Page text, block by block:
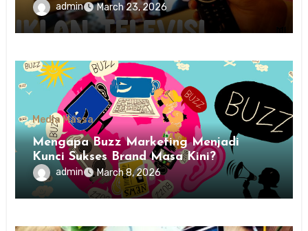
admin March 23, 2026
Media Massa
Mengapa Buzz Marketing Menjadi
Kunci Sukses Brand Masa Kini?
admin March 8, 2026